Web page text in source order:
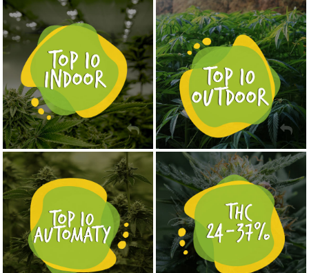
NASIONA MARIHUANY TOP 10 INDOOR
KUP TERAZ NASIONA MARIHUANY TOP 10 OUTDOOR
KUP TERAZ
NASIONA MARIHUANY TOP 10 AUTOFLOWERING
KUP TERAZ MOCNE ODMIANY MARIHUANY THC OD 24 - 37%
KUP TERAZ